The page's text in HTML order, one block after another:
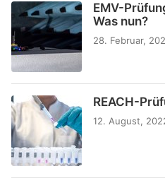
EMV-
Was nun?
28. Februar,
REACH-
12. August,